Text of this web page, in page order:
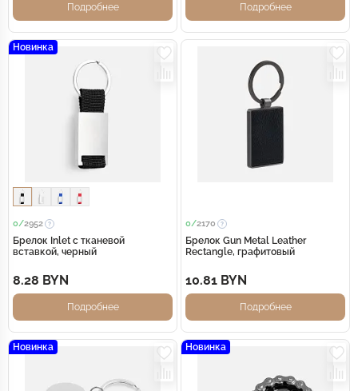
Подробнее Подробнее
Новинка
0/2952
Брелок Inlet с тканевой
вставкой, черный
8.28 BYN
Подробнее
0/2170
Брелок Gun Metal Leather
Rectangle, графитовый
10.81 BYN
Подробнее
Новинка Новинка